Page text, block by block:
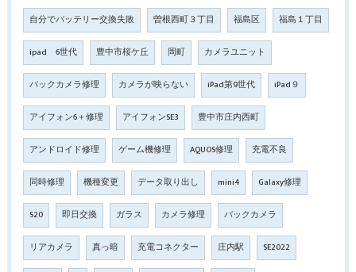
自分でバッテリー交換失敗 曽根西町３丁目 福島区 福島１丁目
ipad 6世代 豊中市桜ケ丘 岡町 カメラユニット
バックカメラ修理 カメラが映らない iPad第9世代 iPad９
アイフォン6＋修理 アイフォンSE3 豊中市庄内西町
アンドロイド修理 ゲーム機修理 AQUOS修理 充電不良
同時修理 機種変更 データ取り出し mini4 Galaxy修理
S20 即日交換 ガラス カメラ修理 バックカメラ
リアカメラ 真っ暗 充電コネクター 庄内駅 SE2022